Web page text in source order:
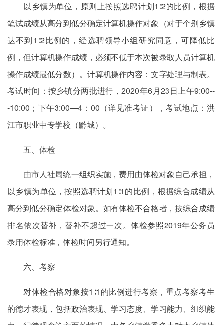
以乡镇为单位，原则上按照选聘计划1∶2的比例，根据
笔试成绩从高分到低分确定计算机操作对象（对于个别乡镇
达不到1∶2比例的，经选聘领导小组研究同意，可降低比
例，但计算机操作成绩，必须不低于本次被录取人员计算机
操作成绩最低分数）。计算机操作内容：文字处理与制表。
考试时间：按乡镇分两批进行，2020年6月23日上午9:00--
-10:00；下午3:00—4：00（详见准考证），考试地点：洪
江市职业中专学校（黔城）。
五、体检
由市人社局统一组织实施，费用由体检对象自己承担，
以乡镇为单位，按照选聘计划1∶1的比例，根据综合成绩从
高分到低分确定体检对象。如有体检不合格者，按综合成绩
排名依次替补，替补不超过一次。体检参照2019年公务员
录用体检标准，体检时间另行通知。
六、考察
对体检合格对象按1∶1的比例进行考察，重点考察考生
的德才表现，包括政治表现、学习态度、学习能力、组织能